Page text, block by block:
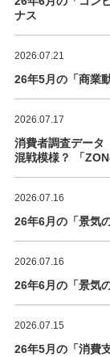
ナス
2026.07.21
26年5月の「商業
2026.07.17
消費者調査デー
混戦模様？ 「
2026.07.16
26年6月の「景気
2026.07.16
26年6月の「景気
2026.07.15
26年5月の「消費